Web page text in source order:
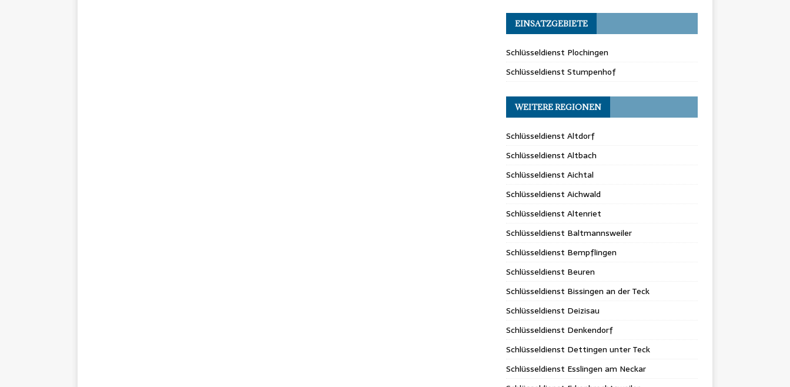
EINSATZGEBIETE
Schlüsseldienst Plochingen
Schlüsseldienst Stumpenhof
WEITERE REGIONEN
Schlüsseldienst Altdorf
Schlüsseldienst Altbach
Schlüsseldienst Aichtal
Schlüsseldienst Aichwald
Schlüsseldienst Altenriet
Schlüsseldienst Baltmannsweiler
Schlüsseldienst Bempflingen
Schlüsseldienst Beuren
Schlüsseldienst Bissingen an der Teck
Schlüsseldienst Deizisau
Schlüsseldienst Denkendorf
Schlüsseldienst Dettingen unter Teck
Schlüsseldienst Esslingen am Neckar